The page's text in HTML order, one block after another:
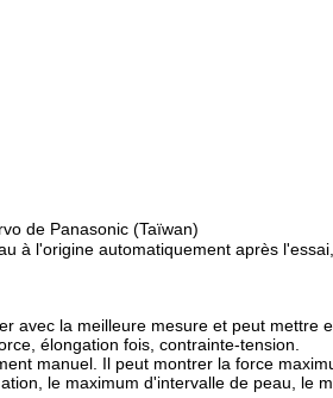
de Panasonic (Taïwan)
à l'origine automatiquement après
avec la meilleure mesure et peut mettre
élongation fois, contrainte-tension.
manuel. Il peut montrer la force
le maximum d'intervalle de peau, le